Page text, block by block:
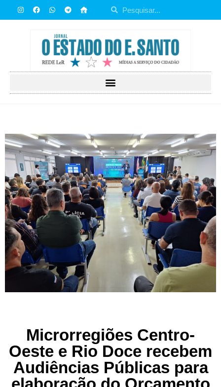
Microrregiões Centro-
Oeste e Rio Doce recebem
Audiências Públicas para